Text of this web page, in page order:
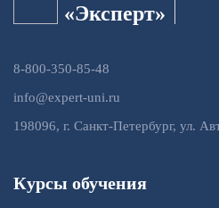
«Эксперт»
8-800-350-85-48
info@expert-uni.ru
198096, г. Санкт-Петербург, ул.
Курсы обучения